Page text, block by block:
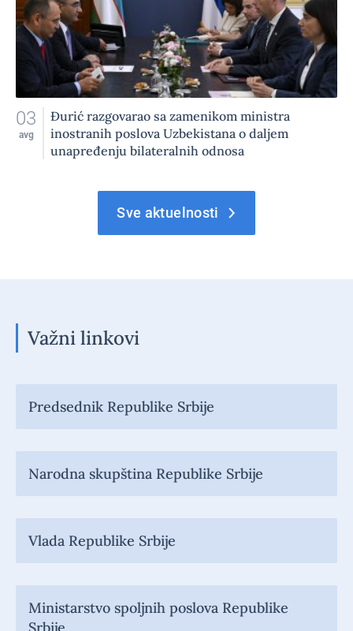
03
avg
Đurić razgovarao sa zamenikom ministra
inostranih poslova Uzbekistana o daljem
unapređenju bilateralnih odnosa
Sve aktuelnosti
Važni linkovi
Predsednik Republike Srbije
Narodna skupština Republike Srbije
Vlada Republike Srbije
Ministarstvo spoljnih poslova Republike